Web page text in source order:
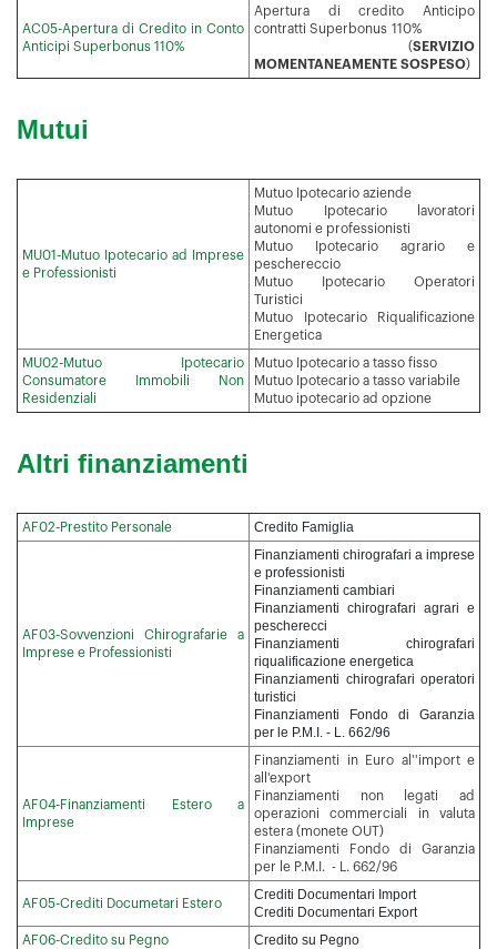
AC05-Apertura di Credito in Conto
Anticipi Superbonus 110%
Apertura di credito Anticipo
contratti Superbonus 110%
(SERVIZIO
MOMENTANEAMENTE SOSPESO)
Mutui
MU01-Mutuo Ipotecario ad Imprese
e Professionisti
Mutuo Ipotecario aziende
Mutuo Ipotecario lavoratori
autonomi e professionisti
Mutuo Ipotecario agrario e
peschereccio
Mutuo Ipotecario Operatori
Turistici
Mutuo Ipotecario Riqualificazione
Energetica
MU02-Mutuo Ipotecario
Consumatore Immobili Non
Residenziali
Mutuo Ipotecario a tasso fisso
Mutuo Ipotecario a tasso variabile
Mutuo ipotecario ad opzione
Altri finanziamenti
AF02-Prestito Personale Credito Famiglia
AF03-Sovvenzioni Chirografarie a
Imprese e Professionisti
Finanziamenti chirografari a imprese
e professionisti
Finanziamenti cambiari
Finanziamenti chirografari agrari e
pescherecci
Finanziamenti chirografari
riqualificazione energetica
Finanziamenti chirografari operatori
turistici
Finanziamenti Fondo di Garanzia
per le P.M.I. - L. 662/96
AF04-Finanziamenti Estero a
Imprese
Finanziamenti in Euro al''import e
all'export
Finanziamenti non legati ad
operazioni commerciali in valuta
estera (monete OUT)
Finanziamenti Fondo di Garanzia
per le P.M.I. - L. 662/96
AF05-Crediti Documetari Estero
Crediti Documentari Import
Crediti Documentari Export
AF06-Credito su Pegno Credito su Pegno